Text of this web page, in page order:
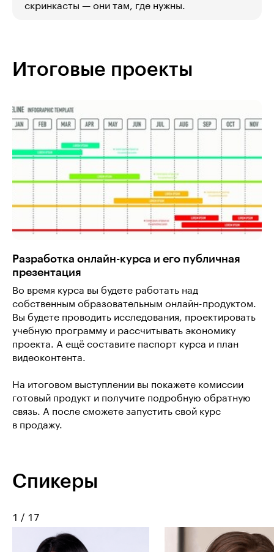
скринкасты — они там, где нужны.
Итоговые проекты
Разработка онлайн-курса и его публичная
презентация
Во время курса вы будете работать над
собственным образовательным онлайн-продуктом.
Вы будете проводить исследования, проектировать
учебную программу и рассчитывать экономику
проекта. А ещё составите паспорт курса и план
видеоконтента.
На итоговом выступлении вы покажете комиссии
готовый продукт и получите подробную обратную
связь. А после сможете запустить свой курс
в продажу.
Спикеры
1 / 17